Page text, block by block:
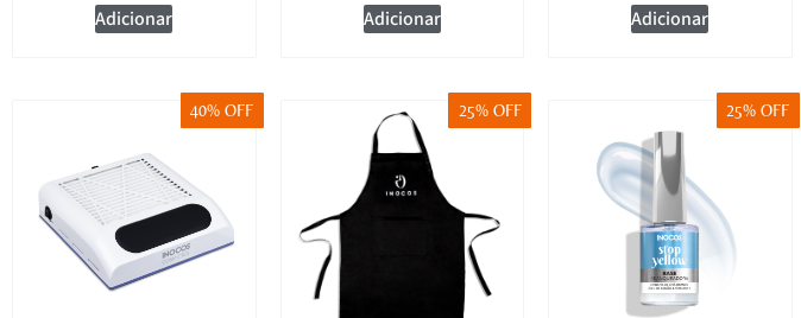
Adicionar Adicionar Adicionar
40% OFF 25% OFF 25% OFF